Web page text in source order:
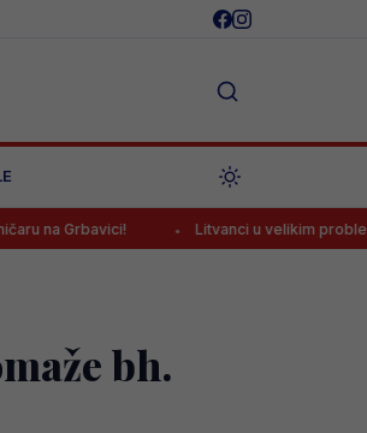
Litvanci u velikim problemima pred
bh.